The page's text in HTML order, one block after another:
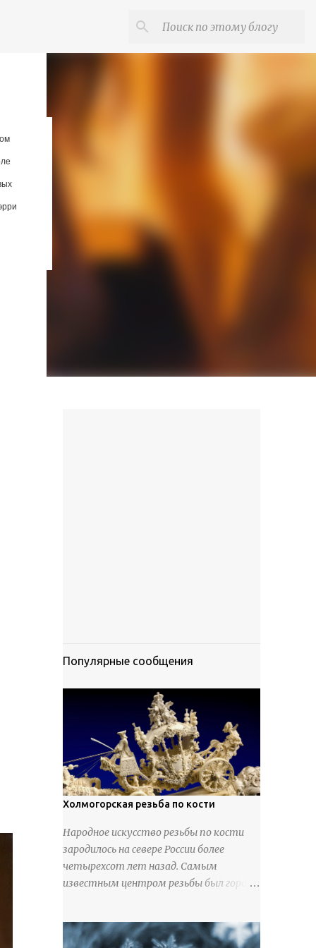
Популярные сообщения
Холмогорская резьба по кости
Народное искусство резьбы по кости
зародилось на севере России более
четырехсот лет назад. Самым
известным центром резьбы был город
служили кости тюленей, рыб и моржей.